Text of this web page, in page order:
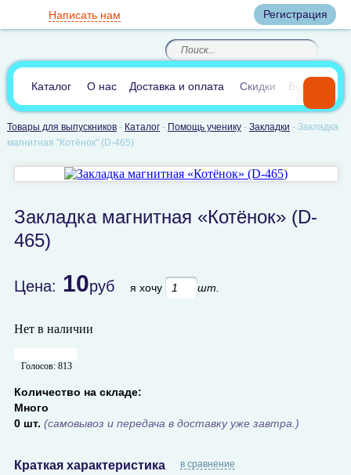
Регистрация
8(812)385-66-65
8(905) 700-70-04
По России звонок
бесплатный
(круглосуточно)
Написать нам
В сравнении:0
Каталог О нас Доставка и оплата Скидки Вопросы и
Товары для выпускников- Каталог- Помощь ученику- Закладки - Закладка
магнитная "Котёнок" (D-465)
Закладка магнитная «Котёнок» (D-
465)
Цена: 10руб я хочу шт.
Нет в наличии
Голосов: 813
Количество на складе:
Много
0 шт. (самовывоз и передача в доставку уже завтра.)
Краткая характеристика в сравнение